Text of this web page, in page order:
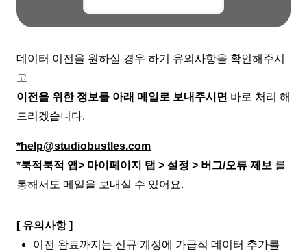
데이터 이전을 원하실 경우 하기 유의사항을 확인해주시
고
이전을 위한 정보를 아래 메일로 보내주시면 바로 처리 해
드리겠습니다.
*help@studiobustles.com
*북적북적 앱> 마이페이지 탭 > 설정 > 버그/오류 제보 를
통해서도 메일을 보내실 수 있어요.
[ 유의사항 ]
이전 완료까지는 신규 계정에 가급적 데이터 추가를